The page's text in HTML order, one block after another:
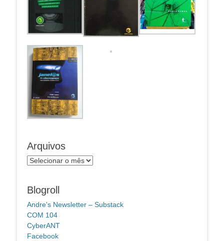
Arquivos
Arquivos
Blogroll
Andre's Newsletter – Substack
COM 104
CyberANT
Facebook